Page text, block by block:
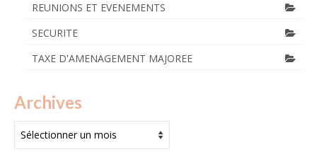
REUNIONS ET EVENEMENTS
SECURITE
TAXE D'AMENAGEMENT MAJOREE
Archives